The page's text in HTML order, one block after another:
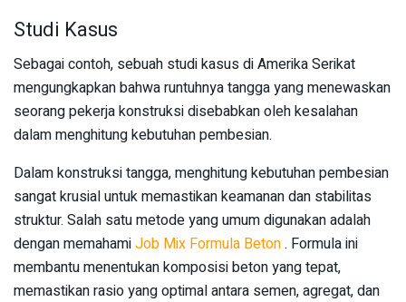
Studi Kasus
Sebagai contoh, sebuah studi kasus di Amerika Serikat
mengungkapkan bahwa runtuhnya tangga yang menewaskan
seorang pekerja konstruksi disebabkan oleh kesalahan
dalam menghitung kebutuhan pembesian.
Dalam konstruksi tangga, menghitung kebutuhan pembesian
sangat krusial untuk memastikan keamanan dan stabilitas
struktur. Salah satu metode yang umum digunakan adalah
dengan memahamiJob Mix Formula Beton. Formula ini
membantu menentukan komposisi beton yang tepat,
memastikan rasio yang optimal antara semen, agregat, dan